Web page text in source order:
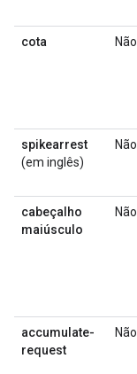
cota Não
spikearrest
(em inglês)
Não
cabeçalho
maiúsculo
Não
accumulate-
request
Não